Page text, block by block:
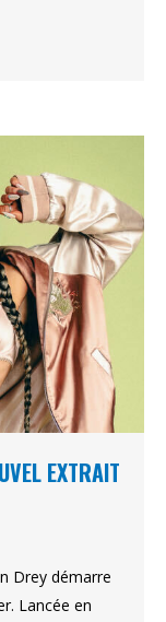
EXTRAIT
Drey démarre
Lancée en